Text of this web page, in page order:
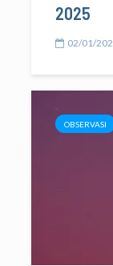
2025
02/01/
OBSERVASI